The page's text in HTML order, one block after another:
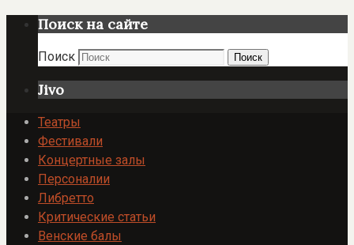
Поиск на сайте
Поиск Поиск
Jivo
Театры
Фестивали
Концертные залы
Персоналии
Либретто
Критические статьи
Венские балы